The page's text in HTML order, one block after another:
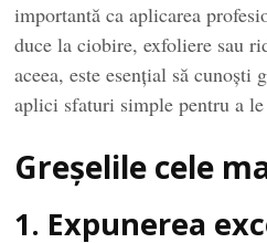
importantă ca aplicarea
duce la ciobire, exfoliere sau
aceea, este esențial să cunoști
aplici sfaturi simple pentru a
Greșelile cele
1. Expunerea